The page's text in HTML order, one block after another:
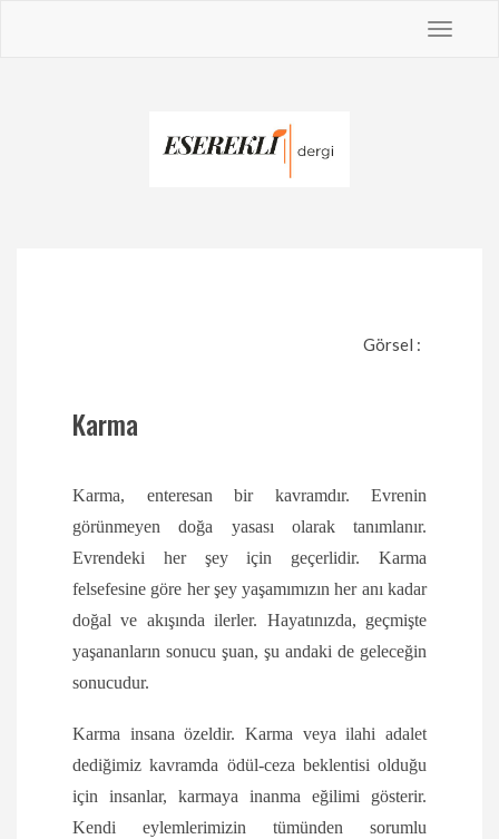
Toggle
Görsel :
Karma
Karma, enteresan bir kavramdır. Evrenin
görünmeyen doğa yasası olarak tanımlanır.
Evrendeki her şey için geçerlidir. Karma
felsefesine göre her şey yaşamımızın her anı kadar
doğal ve akışında ilerler. Hayatınızda, geçmişte
yaşananların sonucu şuan, şu andaki de geleceğin
sonucudur.
Karma insana özeldir. Karma veya ilahi adalet
dediğimiz kavramda ödül-ceza beklentisi olduğu
için insanlar, karmaya inanma eğilimi gösterir.
Kendi eylemlerimizin tümünden sorumlu